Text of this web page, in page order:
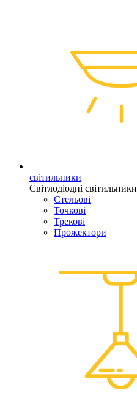
світильники
Світлодіодні світильники
Стельові
Точкові
Трекові
Прожектори